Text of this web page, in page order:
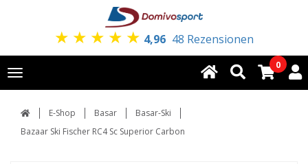
★ ★ ★ ★ ★ 4,96 48 Rezensionen
Toggle
navigation
0
E-Shop Basar
Basar-Ski
Bazaar Ski Fischer RC4 Sc Superior Carbon